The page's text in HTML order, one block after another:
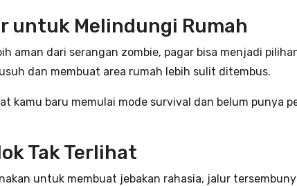
untuk Melindungi Rumah
aman dari serangan zombie, pagar bisa menjadi
dan membuat area rumah lebih sulit ditembus.
kamu baru memulai mode survival dan belum punya
Tak Terlihat
untuk membuat jebakan rahasia, jalur